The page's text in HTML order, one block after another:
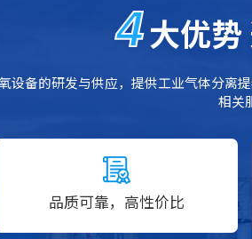
4大优势
设备的研发与供应，提供工业气体分离
相关
品质可靠，高性价比